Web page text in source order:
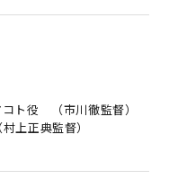
ト役 （市川徹監督）
上正典監督）